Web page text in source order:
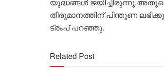
തീരുമാനത്തിന് പിന്തുണ
ട്രംപ് പറഞ്ഞു.
Related Post